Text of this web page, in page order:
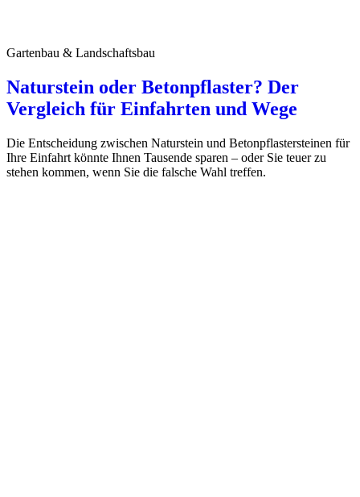
Gartenbau & Landschaftsbau
Naturstein oder Betonpflaster? Der
Vergleich für Einfahrten und Wege
Die Entscheidung zwischen Naturstein und Betonpflastersteinen für
Ihre Einfahrt könnte Ihnen Tausende sparen – oder Sie teuer zu
stehen kommen, wenn Sie die falsche Wahl treffen.